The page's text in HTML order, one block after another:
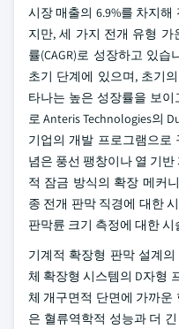
시장 매출의 6.9%를 차지
지만, 세 가지 전개 유형 가
률(CAGR)로 성장하고 있
초기 단계에 있으며, 초기
타나는 높은 성장률을 보
로 Anteris Technologies의
기업의 개발 프로그램으로
념은 풍선 팽창이나 열 기
적 잠금 방식의 확장 메커
종 전개 판막 직경에 대한
판막륜 크기 측정에 대한
기계적 확장형 판막 설계
체 확장형 시스템의 D자형
체 개구면적 단면에 가까운
은 혈류역학적 성능과 더